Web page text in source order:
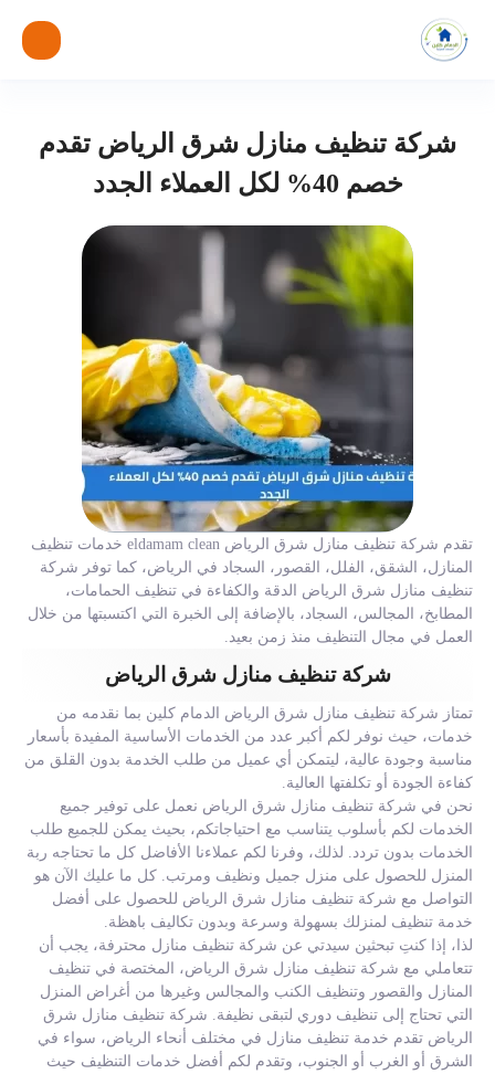
شركة تنظيف منازل شرق الرياض تقدم
خصم 40% لكل العملاء الجدد
تقدم شركة تنظيف منازل شرق الرياض eldamam clean خدمات تنظيف
المنازل، الشقق، الفلل، القصور، السجاد في الرياض، كما توفر شركة
تنظيف منازل شرق الرياض الدقة والكفاءة في تنظيف الحمامات،
المطابخ، المجالس، السجاد، بالإضافة إلى الخبرة التي اكتسبتها من خلال
العمل في مجال التنظيف منذ زمن بعيد.
شركة تنظيف منازل شرق الرياض
تمتاز شركة تنظيف منازل شرق الرياض الدمام كلين بما نقدمه من
خدمات، حيث نوفر لكم أكبر عدد من الخدمات الأساسية المفيدة بأسعار
مناسبة وجودة عالية، ليتمكن أي عميل من طلب الخدمة بدون القلق من
كفاءة الجودة أو تكلفتها العالية.
نحن في شركة تنظيف منازل شرق الرياض نعمل على توفير جميع
الخدمات لكم بأسلوب يتناسب مع احتياجاتكم، بحيث يمكن للجميع طلب
الخدمات بدون تردد. لذلك، وفرنا لكم عملاءنا الأفاضل كل ما تحتاجه ربة
المنزل للحصول على منزل جميل ونظيف ومرتب. كل ما عليك الآن هو
التواصل مع شركة تنظيف منازل شرق الرياض للحصول على أفضل
خدمة تنظيف لمنزلك بسهولة وسرعة وبدون تكاليف باهظة.
لذا، إذا كنتِ تبحثين سيدتي عن شركة تنظيف منازل محترفة، يجب أن
تتعاملي مع شركة تنظيف منازل شرق الرياض، المختصة في تنظيف
المنازل والقصور وتنظيف الكنب والمجالس وغيرها من أغراض المنزل
التي تحتاج إلى تنظيف دوري لتبقى نظيفة. شركة تنظيف منازل شرق
الرياض تقدم خدمة تنظيف منازل في مختلف أنحاء الرياض، سواء في
الشرق أو الغرب أو الجنوب، وتقدم لكم أفضل خدمات التنظيف حيث